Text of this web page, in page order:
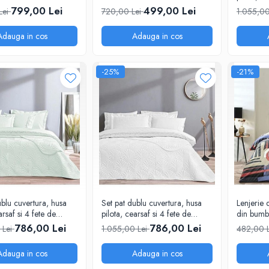
satinat tesatura
TAC Gabriella
799,00 Lei
in cos
Volănașe - Model Galena de la
TAC, Nuanță Naturală
720,00 Lei499,00 Lei
Adauga in cos
perna,
cuvertura, husa
si 4 fete de
Eleanor culoare
Lei786,00 Lei
in cos
-25%
Set pat dublu cuvertura, husa
pilota, cearsaf si 4 fete de
perna TAC, Eleanor culoare
alba
1.055,00 Lei786,00 Lei
Adauga in cos
-21%
Lenjerie
din
100%
482,00